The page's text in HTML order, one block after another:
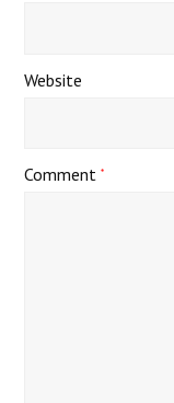
Website
Comment*